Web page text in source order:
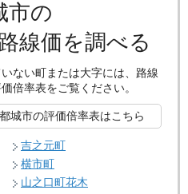
市の
線価を調べる
ない町または大字には、路線
倍率表をご覧ください。
都城市の評価倍率表はこちら
吉之元町
横市町
山之口町花木